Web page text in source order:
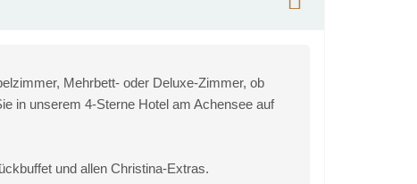
Mehrbett- oder Deluxe-Zimmer, ob
in unserem 4-Sterne Hotel am Achensee auf
und allen Christina-Extras.